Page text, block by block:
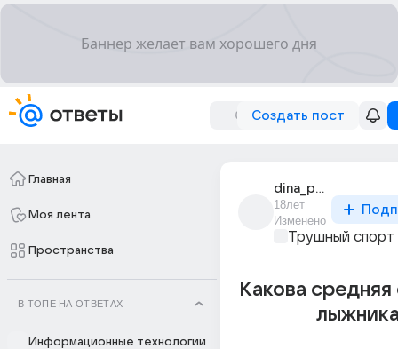
Создать пост
Главная
Моя лента
Пространства
В ТОПЕ НА ОТВЕТАХ
Информационные технологии
dina_petrenko_1
18лет
Изменено
Трушный спорт
Какова средняя